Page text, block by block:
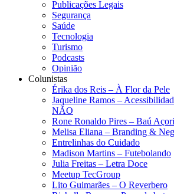
Publicações Legais
Segurança
Saúde
Tecnologia
Turismo
Podcasts
Opinião
Colunistas
Érika dos Reis​ – À Flor da Pele
Jaqueline Ramos –
NÃO
Rone Ronaldo Pires – Baú
Melisa Eliana – Branding &
Entrelinhas do Cuidado
Madison Martins – Futebolando
Julia Freitas​ – Letra Doce
Meetup TecGroup
Lito Guimarães – O Reverbero